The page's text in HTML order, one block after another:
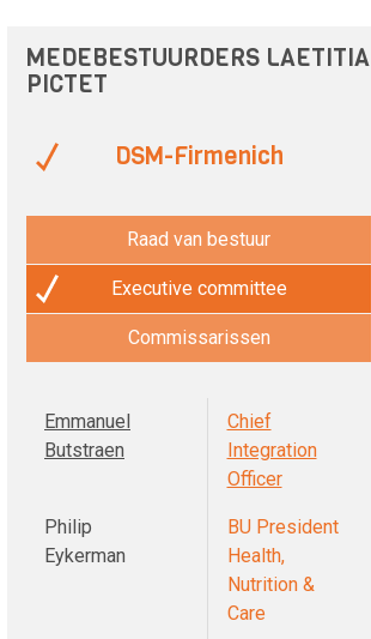
MEDEBESTUURDERS LAETITIA
PICTET
DSM-Firmenich
Raad van bestuur
Executive committee
Commissarissen
Emmanuel
Butstraen
Chief
Integration
Officer
Philip
Eykerman
BU President
Health,
Nutrition &
Care